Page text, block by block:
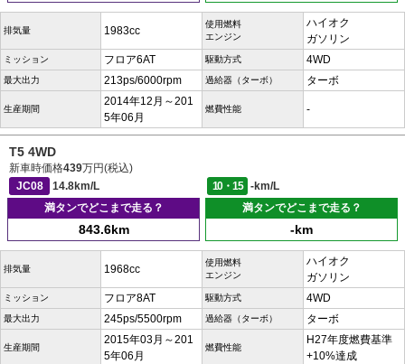
排気量 1983cc
使用燃料
エンジン
ハイオク
ガソリン
ミッション フロア6AT 駆動方式 4WD
最大出力 213ps/6000rpm 過給器（ターボ） ターボ
生産期間
2014年12月～201
5年06月
燃費性能 -
T5 4WD
新車時価格439万円(税込)
JC08
14.8km/L 10・15
-km/L
満タンでどこまで走る？
843.6km
満タンでどこまで走る？
-km
排気量 1968cc
使用燃料
エンジン
ハイオク
ガソリン
ミッション フロア8AT 駆動方式 4WD
最大出力 245ps/5500rpm 過給器（ターボ） ターボ
生産期間
2015年03月～201
5年06月
燃費性能
H27年度燃費基準
+10%達成